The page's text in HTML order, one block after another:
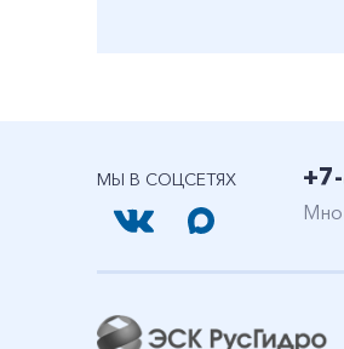
МЫ В СОЦСЕТЯХ